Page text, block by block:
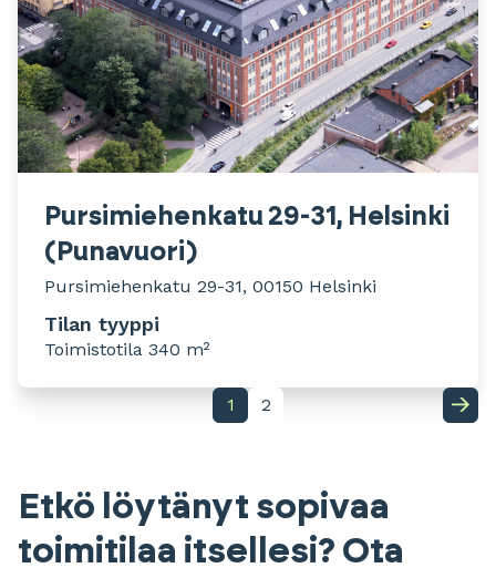
Pursimiehenkatu 29-31, Helsinki
(Punavuori)
Pursimiehenkatu 29-31, 00150 Helsinki
Tilan tyyppi
Toimistotila 340 m²
1 2
Etkö löytänyt sopivaa
toimitilaa itsellesi? Ota